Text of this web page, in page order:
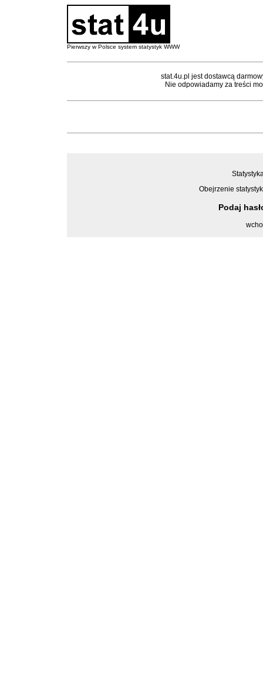
Pierwszy w Polsce system statystyk WWW
stat.4u.pl jest dostawcą
Nie odpowiadamy za treści
Obejrzenie
Podaj